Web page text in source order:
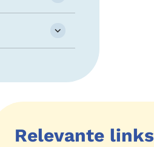
Relevante links